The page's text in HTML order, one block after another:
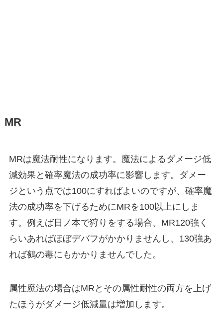
MR
MRは魔法耐性になります。魔法によるダメージ低
減効果と確率魔法の成功率に影響します。ダメー
ジという点では100にすればよいのですが、確率魔
法の成功率を下げるためにMRを100以上にしま
す。例えば日ノ本で狩りをする場合、MR120強く
らいあればほぼデバフがかかりませんし、130強あ
れば鵺の毒にもかかりませんでした。
属性魔法の場合はMRとその属性耐性の両方を上げ
たほうがダメージ低減量は増加します。